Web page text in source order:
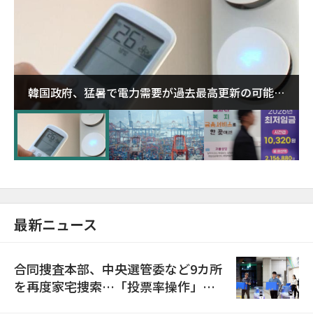
韓国政府、猛暑で電力需要が過去最高更新の可能性
に需給対応体制を点検
最新ニュース
合同捜査本部、中央選管委など9カ所
を再度家宅捜索…「投票率操作」の